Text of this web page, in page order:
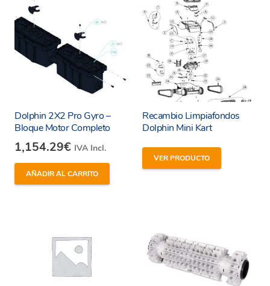
Dolphin 2X2 Pro Gyro –
Bloque Motor Completo
1,154.29€ IVA Incl.
AÑADIR AL CARRITO
Recambio Limpiafondos
Dolphin Mini Kart
VER PRODUCTO